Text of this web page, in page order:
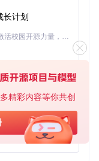
精彩内容等你共创
长计划
「源启盛夏」暑期校园开发者成长计划旨在激活校园开源力量，通过积分激励、认证扶持、资源倾斜等形式，引导高校组织和开发者完成「入驻 — 建项目 — 做贡献 — 获认证 — 得资源」的完整闭环。无论你是想带领社团入驻平台的组织者，还是希望用代码贡献证明自己的开发者，都能在这里找到属于你的成长路径。
免费、本地、开源的 24/7 全天候 Cowork 应用，以及适用于 Gemini CLI、Claude Code、Codex、OpenCode、Qwen Code、Goose CLI、Auggie 等的 OpenClaw | 🌟 喜欢就点star吧